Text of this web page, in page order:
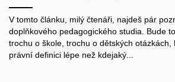
V tomto článku, milý čtenáři, najdeš pár
doplňkového pedagogického studia. Bude
trochu o škole, trochu o dětských otázkách,
právní definici lépe než kdejaký...